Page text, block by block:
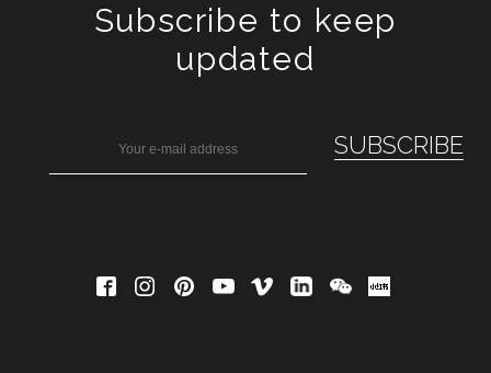
Subscribe to keep
updated